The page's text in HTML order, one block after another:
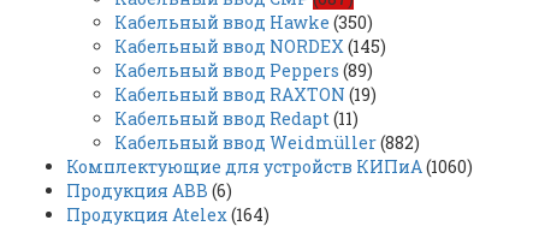
Кабельный ввод Hawke (350)
Кабельный ввод NORDEX(145)
Кабельный ввод Peppers (89)
Кабельный ввод RAXTON (19)
Кабельный ввод Redapt(11)
Кабельный ввод Weidmüller(882)
Комплектующие для устройств КИПиА(1060)
Продукция ABB (6)
Продукция Atelex(164)